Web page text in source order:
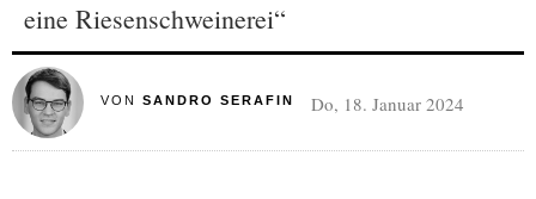
eine Riesenschweinerei“
VON SANDRO SERAFIN Do, 18. Januar 2024